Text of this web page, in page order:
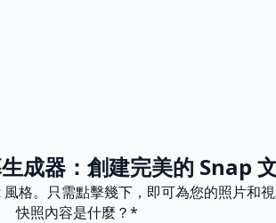
成器：創建完美的 Snap
格。只需點擊幾下，即可為您的照片和
快照內容是什麼？*